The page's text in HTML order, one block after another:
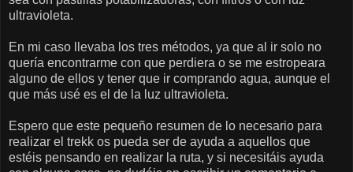
ultravioleta.
En mi caso llevaba los tres métodos, ya que al ir solo no
quería encontrarme con que perdiera o se me estropeara
alguno de ellos y tener que ir comprando agua, aunque el
que más usé es el de la luz ultravioleta.
Espero que este pequeño resumen de lo necesario para
realizar el trekk os pueda ser de ayuda a aquellos que
estéis pensando en realizar la ruta, y si necesitáis ayuda